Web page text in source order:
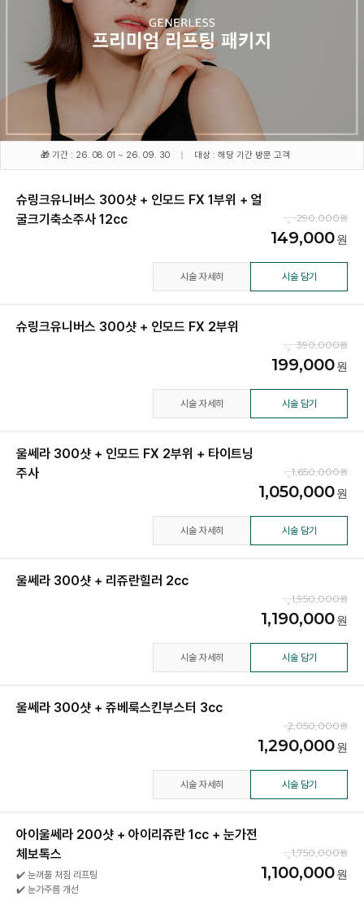
🎁 기간 : 26. 08. 01 ~ 26. 09. 30 대상 : 해당 기간 방문 고객
슈링크유니버스 300샷 + 인모드 FX 1부위 + 얼
굴크기축소주사 12cc
290,000
149,000
시술 자세히 시술 담기
슈링크유니버스 300샷 + 인모드 FX 2부위
390,000
199,000
시술 자세히 시술 담기
울쎄라 300샷 + 인모드 FX 2부위 + 타이트닝
주사
1,650,000
1,050,000
시술 자세히 시술 담기
울쎄라 300샷 + 리쥬란힐러 2cc
1,950,000
1,190,000
시술 자세히 시술 담기
울쎄라 300샷 + 쥬베룩스킨부스터 3cc
2,050,000
1,290,000
시술 자세히 시술 담기
아이울쎄라 200샷 + 아이리쥬란 1cc + 눈가전
체보톡스
✔️ 눈꺼풀 처짐 리프팅
✔️ 눈가주름 개선
1,750,000
1,100,000